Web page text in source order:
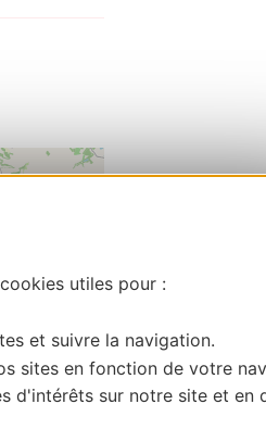
utiles pour :
et suivre la navigation.
sites en fonction de votre
d'intérêts sur notre site et en